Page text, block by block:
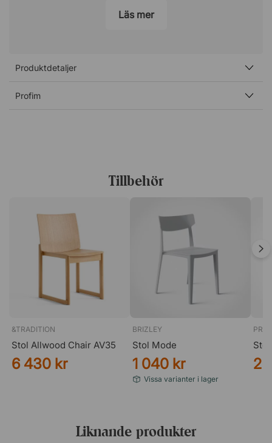
Med detta flexibla bord kan du snabbt och smidigt ställa
transportvagn för att göra möbleringen och
Läs mer
Produktdetaljer
Profim
Tillbehör
&TRADITION
Stol Allwood Chair AV35
6 430 kr
BRIZLEY
Stol Mode
1 040 kr
Vissa varianter i lager
2
Liknande produkter